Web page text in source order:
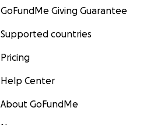
GoFundMe Giving Guarantee
Supported countries
Pricing
Help Center
About GoFundMe